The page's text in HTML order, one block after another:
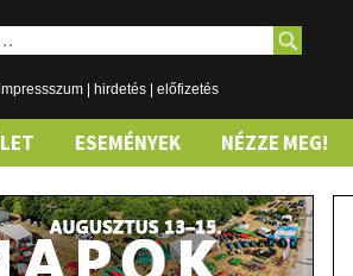
hirdetés előfizetés
ESEMÉNYEK NÉZZE MEG!